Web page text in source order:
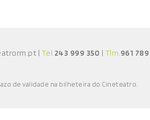
| Tel. 243 999 350 | Tlm. 961
de validade na bilheteira do Cineteatro